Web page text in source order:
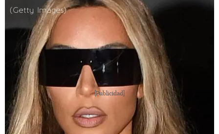
(Getty Images)
[Publicidad]